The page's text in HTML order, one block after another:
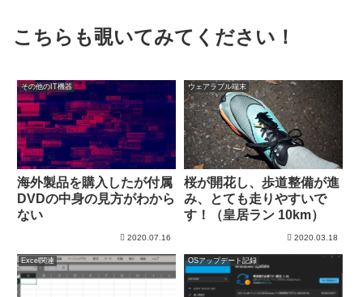
こちらも覗いてみてください！
その他のIT機器
海外製品を購入したが付属
DVDの中身の見方がわから
ない
2020.07.16
ウェアラブル端末
桜が開花し、歩道整備が進
み、とても走りやすいで
す！（皇居ラン 10km）
2020.03.18
Excel関連 OSアップデート記録